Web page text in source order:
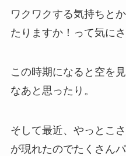
ワクワクする気持ちと
たりますか！って気に
この時期になると空を
なあと思ったり。
そして最近、やっとこ
が現れたのでたくさん